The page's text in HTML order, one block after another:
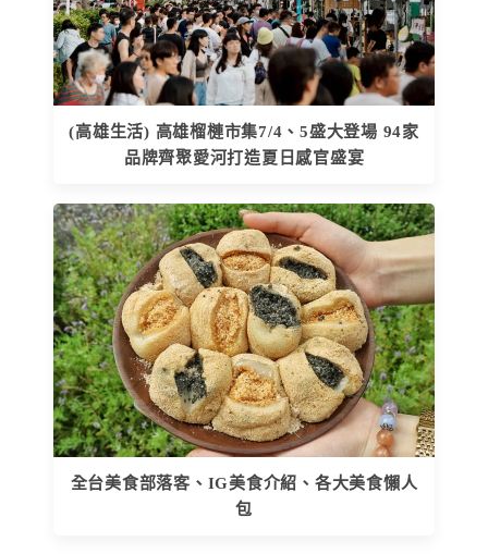
(高雄生活) 高雄榴槤市集7/4、5盛大登場 94家
品牌齊聚愛河打造夏日感官盛宴
全台美食部落客、IG美食介紹、各大美食懶人
包